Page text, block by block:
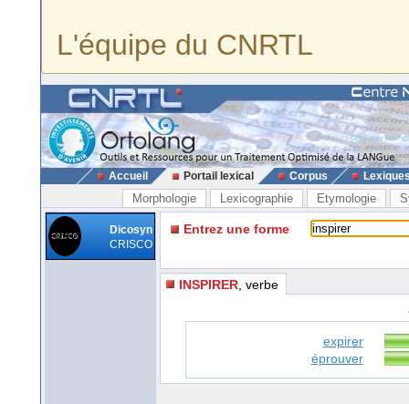
L'équipe du CNRTL
Accueil Portail lexical Corpus
Morphologie Lexicographie Etymologie
Dicosyn
CRISCO
Entrez une forme
INSPIRER , verbe
expirer
éprouver